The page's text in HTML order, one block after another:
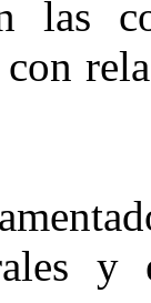
las
y